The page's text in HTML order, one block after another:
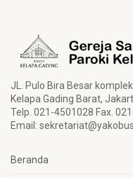
JL. Pulo Bira Besar
Kelapa Gading Barat,
Telp. 021-4501028 Fax.
Email:
Beranda